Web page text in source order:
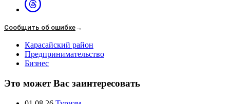
Сообщить об ошибке→
Карасайский район
Предпринимательство
Бизнес
Это может Вас заинтересовать